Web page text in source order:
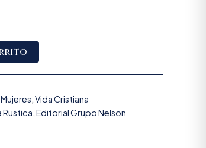
Mujeres,Vida Cristiana
Rustica,Editorial Grupo Nelson